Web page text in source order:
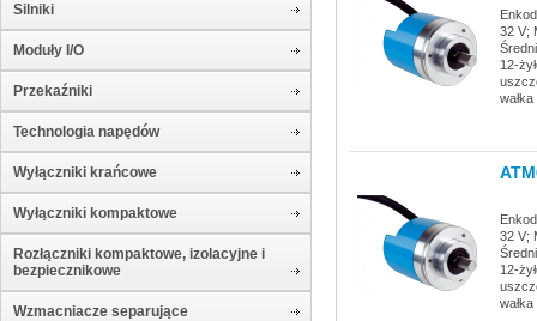
Silniki
Moduły I/O
Przekaźniki
Technologia napędów
Wyłączniki krańcowe
Wyłączniki kompaktowe
Rozłączniki kompaktowe, izolacyjne i
bezpiecznikowe
Wzmacniacze separujące
32 V;
12-
32 V;
12-